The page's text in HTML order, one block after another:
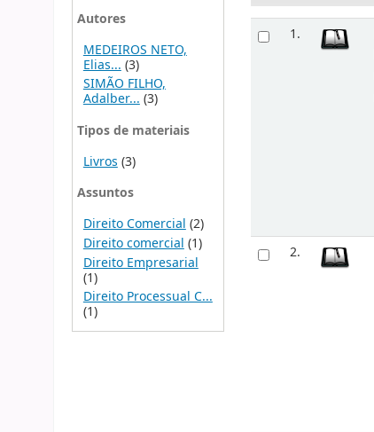
Autores
MEDEIROS NETO,
Elias... (3)
SIMÃO FILHO,
Adalber...(3)
Tipos de materiais
Livros (3)
Assuntos
Direito Comercial (2)
Direito comercial (1)
Direito Empresarial
(1)
Direito Processual C...
(1)
1.
2.